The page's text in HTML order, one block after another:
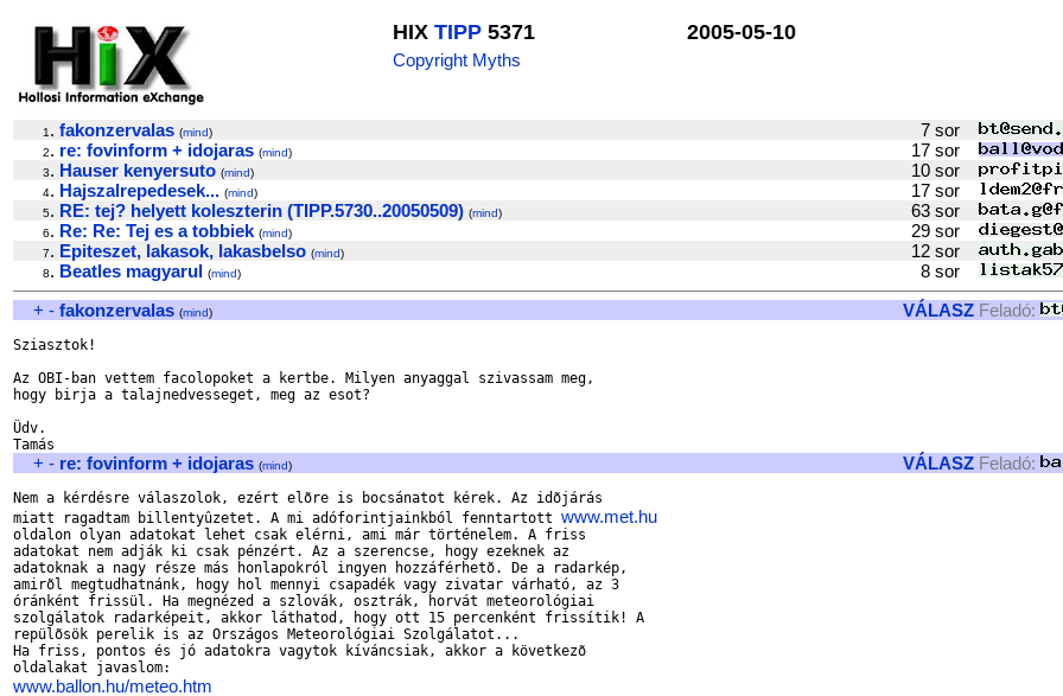
HIX TIPP 5371
Copyright Myths
2005-05-10
1 . fakonzervalas (mind) 7 sor
2. re: fovinform + idojaras (mind) 17 sor
3. Hauser kenyersuto (mind) 10 sor
4. Hajszalrepedesek... (mind) 17 sor
5. RE: tej? helyett koleszterin (TIPP.5730..20050509) (mind) 63 sor
6. Re: Re: Tej es a tobbiek (mind) 29 sor
7. Epiteszet, lakasok, lakasbelso (mind) 12 sor
8. Beatles magyarul (mind) 8 sor
+ - fakonzervalas (mind) VÁLASZ Feladó:
Sziasztok!
Az OBI-ban vettem facolopoket a kertbe. Milyen anyaggal szivassam meg,
hogy birja a talajnedvesseget, meg az esot?
Üdv.
+ - re: fovinform + idojaras (mind) VÁLASZ Feladó:
Nem a kérdésre válaszolok, ezért elõre is bocsánatot kérek. Az idõjárás
miatt ragadtam billentyûzetet. A mi adóforintjainkból fenntartott www.met.hu
oldalon olyan adatokat lehet csak elérni, ami már történelem. A friss
adatokat nem adják ki csak pénzért. Az a szerencse, hogy ezeknek az
adatoknak a nagy része más honlapokról ingyen hozzáférhetõ. De a radarkép,
amirõl megtudhatnánk, hogy hol mennyi csapadék vagy zivatar várható, az 3
óránként frissül. Ha megnézed a szlovák, osztrák, horvát meteorológiai
szolgálatok radarképeit, akkor láthatod, hogy ott 15 percenként frissítik! A
repülõsök perelik is az Országos Meteorológiai Szolgálatot...
Ha friss, pontos és jó adatokra vagytok kíváncsiak, akkor a következõ
www.ballon.hu/meteo.htm